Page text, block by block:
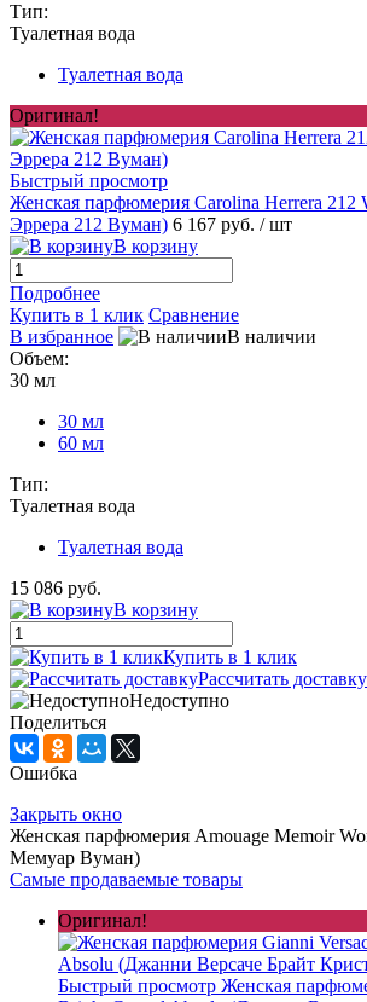
Тип:
Туалетная вода
Туалетная вода
Оригинал!
Быстрый просмотр
Женская парфюмерия Carolina Herrera 212
Эррера 212 Вуман) 6 167 руб. / шт
В корзину
Подробнее
Купить в 1 клик Сравнение
В избранное
В наличии
Объем:
30 мл
30 мл
60 мл
Тип:
Туалетная вода
Туалетная вода
15 086 руб.
В корзину
Купить в 1 клик
Рассчитать доставку
Недоступно
Поделиться
Ошибка
Закрыть окно
Женская парфюмерия Amouage Memoir
Мемуар Вуман)
Самые продаваемые товары
Оригинал!
Быстрый просмотр Женская